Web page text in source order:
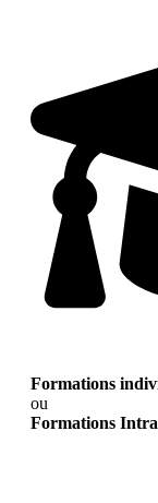
Formations
ou
Formations